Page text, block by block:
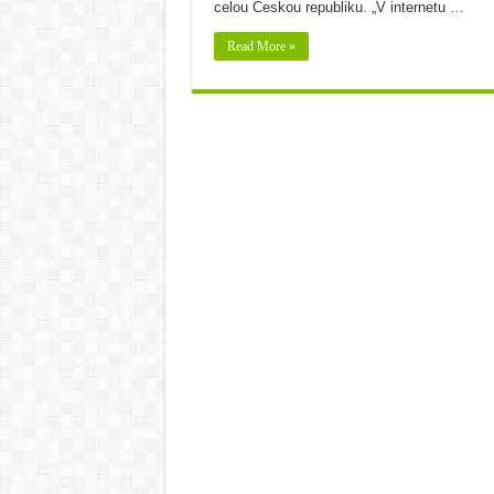
celou Českou republiku. „V internetu …
Read More »